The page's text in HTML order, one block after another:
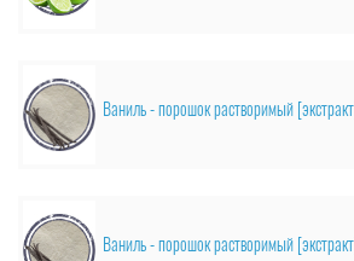
Ваниль - порошок растворимый
Ваниль - порошок растворимый